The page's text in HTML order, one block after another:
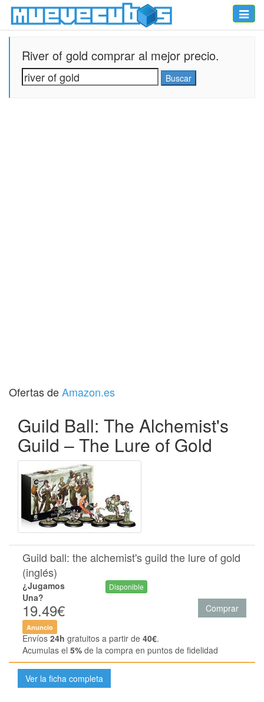
Toggle
River of gold comprar al mejor precio.
Ofertas deAmazon.es
Guild Ball: The Alchemist's
Guild – The Lure of Gold
Guild ball: the alchemist's guild the lure of gold
(inglés)
¿Jugamos
Una?
19.49€
Disponible
Comprar
Anuncio
Envíos 24h gratuitos a partir de 40€.
Acumulas el 5% de la compra en puntos de fidelidad
Ver la ficha completa